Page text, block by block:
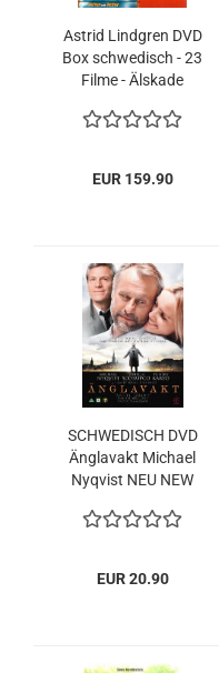
Astrid Lindgren DVD
Box schwedisch - 23
Filme - Älskade
LIndgren NEU
EUR 159.90
SCHWEDISCH DVD
Änglavakt Michael
Nyqvist NEU NEW
EUR 20.90